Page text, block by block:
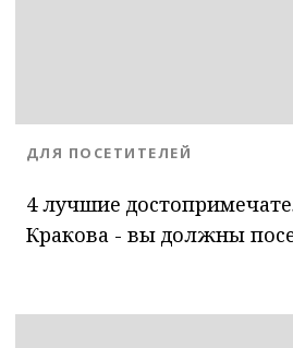
4 лучшие
Кракова - вы должны
BLOG.CATEGORY
ДЛЯ ПОСЕТИТЕЛЕЙ